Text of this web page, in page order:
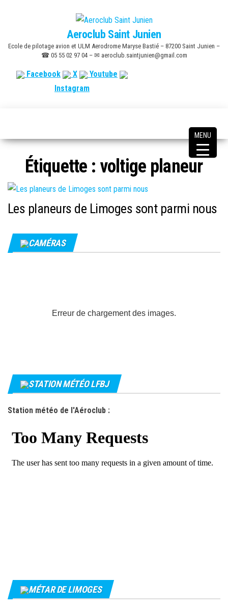
content
Aeroclub Saint Junien
Ecole de pilotage avion et ULM Aerodrome Maryse Bastié – 87200 Saint Junien –
☎ 05 55 02 97 04 – ✉ aeroclub.saintjunien@gmail.com
Facebook X
Youtube
Instagram
Étiquette : voltige planeur
Les planeurs de Limoges sont parmi nous
CAMÉRAS
Erreur de chargement des images.
STATION MÉTÉO LFBJ
Station météo de l'Aéroclub :
MÉTAR DE LIMOGES
MENU